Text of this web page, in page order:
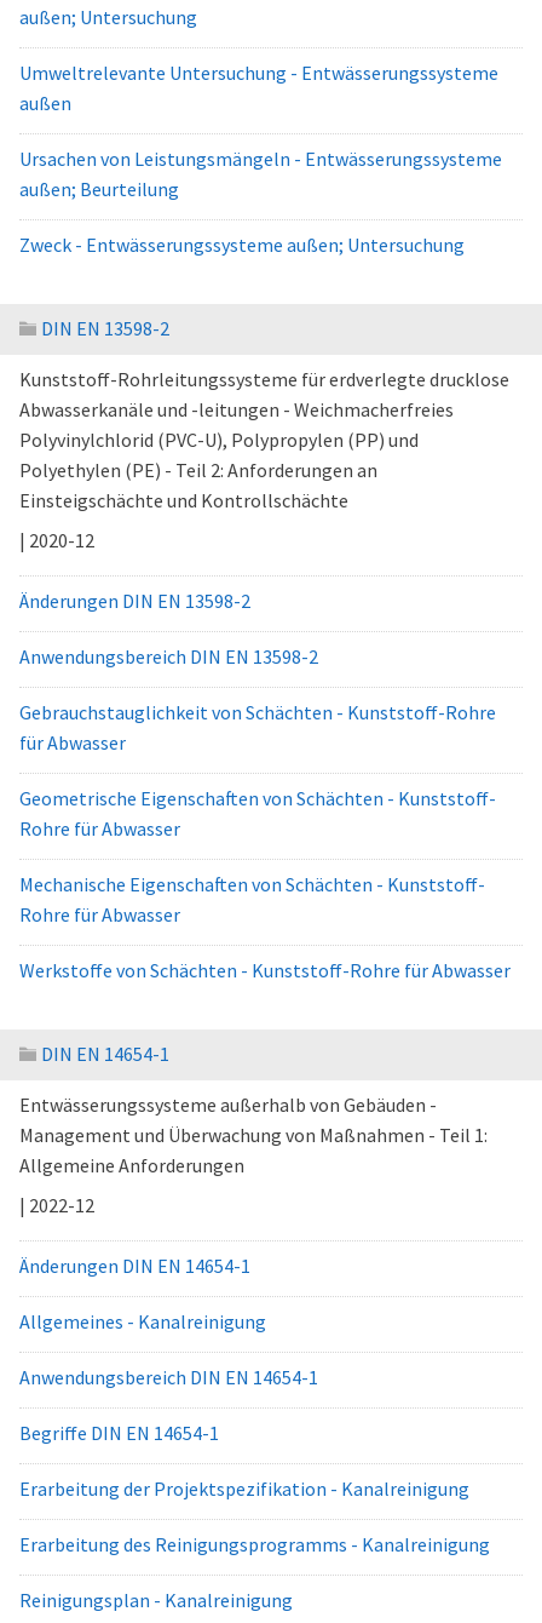
außen; Untersuchung
Umweltrelevante Untersuchung - Entwässerungssysteme
außen
Ursachen von Leistungsmängeln - Entwässerungssysteme
außen; Beurteilung
Zweck - Entwässerungssysteme außen; Untersuchung
DIN EN 13598-2
Kunststoff-Rohrleitungssysteme für erdverlegte drucklose
Abwasserkanäle und -leitungen - Weichmacherfreies
Polyvinylchlorid (PVC-U), Polypropylen (PP) und
Polyethylen (PE) - Teil 2: Anforderungen an
Einsteigschächte und Kontrollschächte
| 2020-12
Änderungen DIN EN 13598-2
Anwendungsbereich DIN EN 13598-2
Gebrauchstauglichkeit von Schächten - Kunststoff-Rohre
für Abwasser
Geometrische Eigenschaften von Schächten - Kunststoff-
Rohre für Abwasser
Mechanische Eigenschaften von Schächten - Kunststoff-
Rohre für Abwasser
Werkstoffe von Schächten - Kunststoff-Rohre für Abwasser
DIN EN 14654-1
Entwässerungssysteme außerhalb von Gebäuden -
Management und Überwachung von Maßnahmen - Teil 1:
Allgemeine Anforderungen
| 2022-12
Änderungen DIN EN 14654-1
Allgemeines - Kanalreinigung
Anwendungsbereich DIN EN 14654-1
Begriffe DIN EN 14654-1
Erarbeitung der Projektspezifikation - Kanalreinigung
Erarbeitung des Reinigungsprogramms - Kanalreinigung
Reinigungsplan - Kanalreinigung